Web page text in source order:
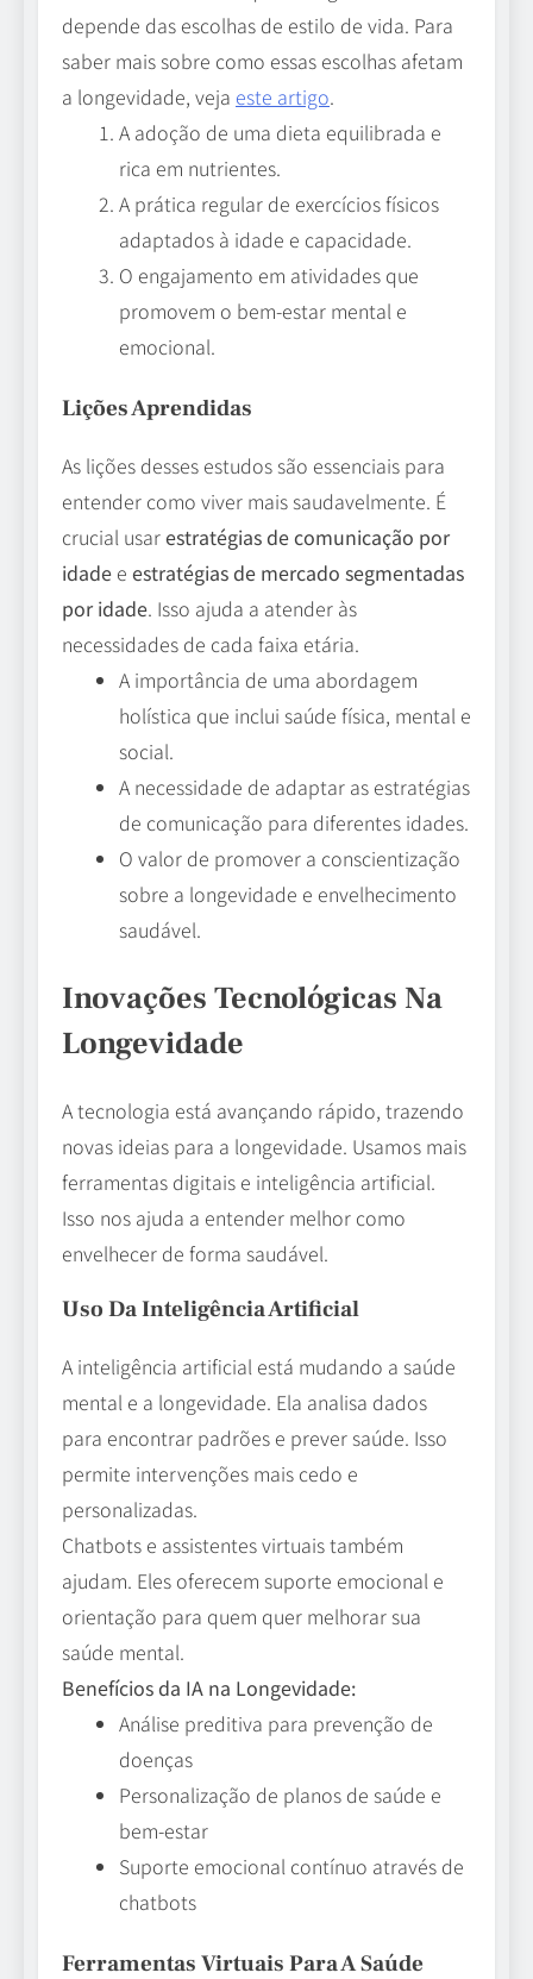
depende das escolhas de estilo de vida. Para
saber mais sobre como essas escolhas afetam
a longevidade, veja este artigo.
A adoção de uma dieta equilibrada e
rica em nutrientes.
A prática regular de exercícios físicos
adaptados à idade e capacidade.
O engajamento em atividades que
promovem o bem-estar mental e
emocional.
Lições Aprendidas
As lições desses estudos são essenciais para
entender como viver mais saudavelmente. É
crucial usarestratégias de comunicação por
idade e estratégias de mercado segmentadas
por idade. Isso ajuda a atender às
necessidades de cada faixa etária.
A importância de uma abordagem
holística que inclui saúde física, mental e
social.
A necessidade de adaptar as estratégias
de comunicação para diferentes idades.
O valor de promover a conscientização
sobre a longevidade e envelhecimento
saudável.
Inovações Tecnológicas Na
Longevidade
A tecnologia está avançando rápido, trazendo
novas ideias para a longevidade. Usamos mais
ferramentas digitais e inteligência artificial.
Isso nos ajuda a entender melhor como
envelhecer de forma saudável.
Uso Da Inteligência Artificial
A inteligência artificial está mudando a saúde
mental e a longevidade. Ela analisa dados
para encontrar padrões e prever saúde. Isso
permite intervenções mais cedo e
personalizadas.
Chatbots e assistentes virtuais também
ajudam. Eles oferecem suporte emocional e
orientação para quem quer melhorar sua
saúde mental.
Benefícios da IA na Longevidade:
Análise preditiva para prevenção de
doenças
Personalização de planos de saúde e
bem-estar
Suporte emocional contínuo através de
chatbots
Ferramentas Virtuais Para A Saúde